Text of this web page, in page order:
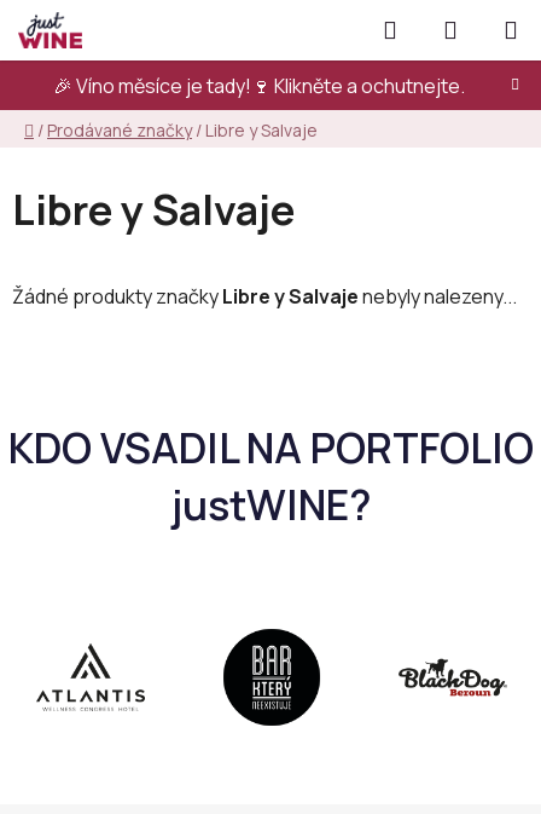
Přejít
na
obsah
🎉 Víno měsíce je tady!🍷 Klikněte a ochutnejte.
Hledat
KOŠÍK
Domů
/ Prodávané značky / Libre y Salvaje
Libre y Salvaje
Žádné produkty značkyLibre y Salvajenebyly nalezeny...